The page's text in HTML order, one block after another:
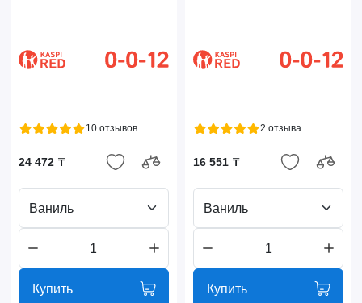
10 отзывов
24 472 ₸
Ваниль
Купить
2 отзыва
16 551 ₸
Ваниль
Купить